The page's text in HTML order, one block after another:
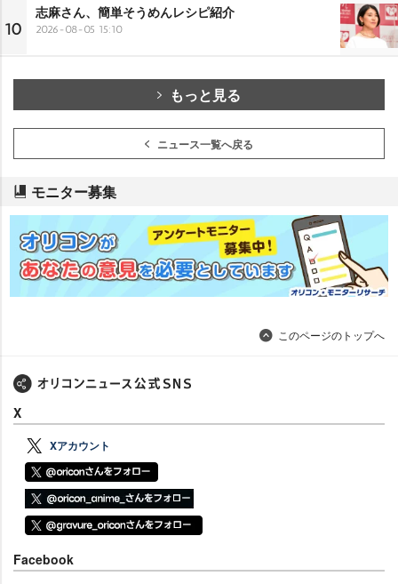
10
志麻さん、簡単そうめんレシピ紹介
2026-08-05 15:10
もっと見る
ニュース一覧へ戻る
モニター募集
このページのトップへ
X
Xアカウント
Facebook